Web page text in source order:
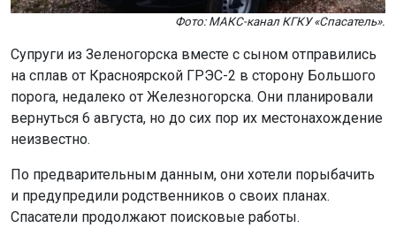
Фото: МАКС-канал КГКУ «Спасатель».
Супруги из Зеленогорска вместе с сыном отправились
на сплав от Красноярской ГРЭС-2 в сторону Большого
порога, недалеко от Железногорска. Они планировали
вернуться 6 августа, но до сих пор их местонахождение
неизвестно.
По предварительным данным, они хотели порыбачить
и предупредили родственников о своих планах.
Спасатели продолжают поисковые работы.